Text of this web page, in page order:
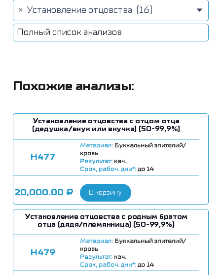
× Установление отцовства (16)
Полный список анализов
Похожие анализы:
Установление отцовства с отцом отца
(дедушка/внук или внучка) (50-99,9%)
Н477
Материал: Буккальный эпителий/
кровь
Результат: кач.
Срок, рабоч. дни*:до 14
20,000.00 ₽ В корзину
Установление отцовства с родным братом
отца (дядя/племянница) (50-99,9%)
Н479
Материал: Буккальный эпителий/
кровь
Результат: кач.
Срок, рабоч. дни*:до 14